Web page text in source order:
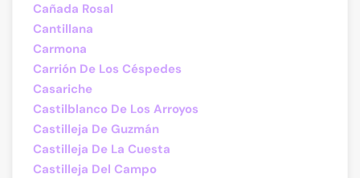
Cañada Rosal
Cantillana
Carmona
Carrión De Los Céspedes
Casariche
Castilblanco De Los Arroyos
Castilleja De Guzmán
Castilleja De La Cuesta
Castilleja Del Campo